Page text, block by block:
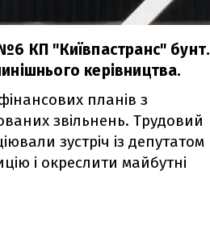
КП "Київпастранс" бунт.
керівництва.
планів з
звільнень. Трудовий
зустріч із депутатом
і окреслити майбутні